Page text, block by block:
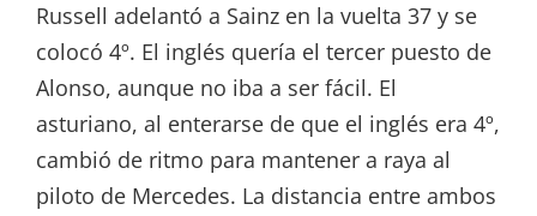
Russell adelantó a Sainz en la vuelta 37 y se
colocó 4º. El inglés quería el tercer puesto de
Alonso, aunque no iba a ser fácil. El
asturiano, al enterarse de que el inglés era 4º,
cambió de ritmo para mantener a raya al
piloto de Mercedes. La distancia entre ambos